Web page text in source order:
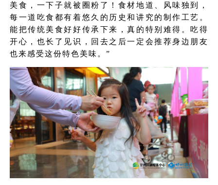
美食，一下子就被圈粉了！食材地道、风味独到，
每一道吃食都有着悠久的历史和讲究的制作工艺。
能把传统美食好好传承下来，真的特别难得。吃得
开心，也长了见识，回去之后一定会推荐身边朋友
也来感受这份特色美味。”